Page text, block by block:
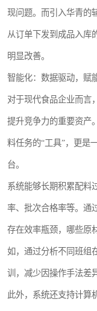
现问题。而引入华青的
从订单下发到成品入库
明显改善。
智能化：数据驱动，赋
对于现代食品企业而言
提升竞争力的重要资产
料任务的“工具”，更是
台。
系统能够长期积累配料
率、批次合格率等。通
存在效率瓶颈，哪些原
如，通过分析不同班组
训，减少因操作手法差
此外，系统还支持计算